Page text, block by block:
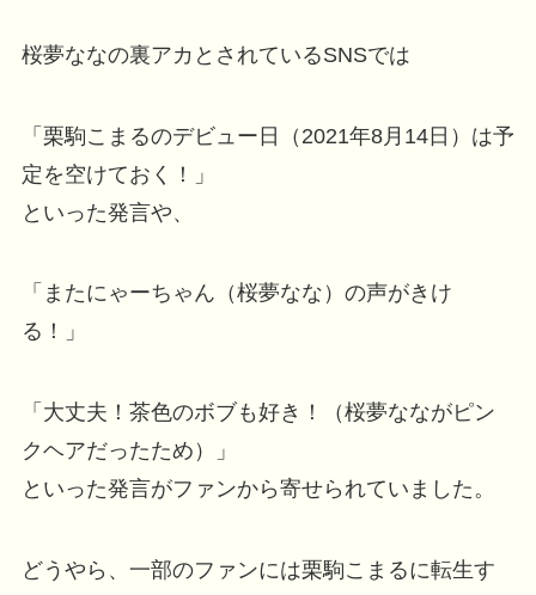
桜夢ななの裏アカとされているSNSでは
「栗駒こまるのデビュー日（2021年8月14日）は予
定を空けておく！」
といった発言や、
「またにゃーちゃん（桜夢なな）の声がきけ
る！」
「大丈夫！茶色のボブも好き！（桜夢なながピン
クヘアだったため）」
といった発言がファンから寄せられていました。
どうやら、一部のファンには栗駒こまるに転生す